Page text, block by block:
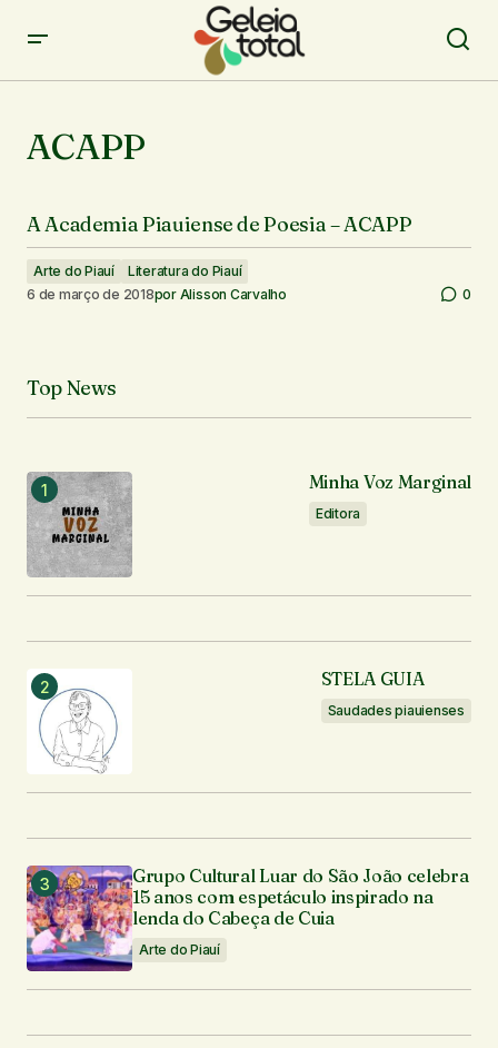
ACAPP
A Academia Piauiense de Poesia – ACAPP
Arte do Piauí
Literatura do Piauí
6 de março de 2018por Alisson Carvalho 0
Top News
Minha Voz Marginal
Editora
STELA GUIA
Saudades piauienses
Grupo Cultural Luar do São João celebra
15 anos com espetáculo inspirado na
lenda do Cabeça de Cuia
Arte do Piauí